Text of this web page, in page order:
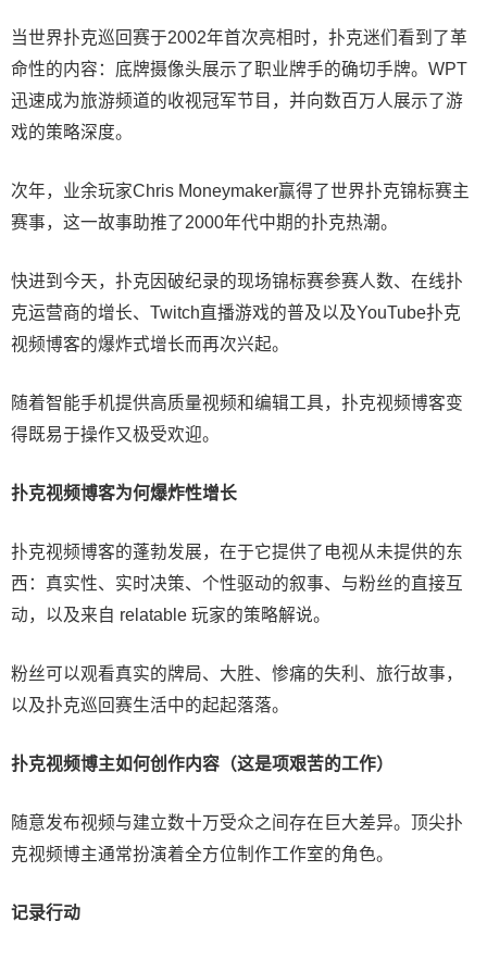
当世界扑克巡回赛于2002年首次亮相时，扑克迷们看到了革
命性的内容：底牌摄像头展示了职业牌手的确切手牌。WPT
迅速成为旅游频道的收视冠军节目，并向数百万人展示了游
戏的策略深度。
次年，业余玩家Chris Moneymaker赢得了世界扑克锦标赛主
赛事，这一故事助推了2000年代中期的扑克热潮。
快进到今天，扑克因破纪录的现场锦标赛参赛人数、在线扑
克运营商的增长、Twitch直播游戏的普及以及YouTube扑克
视频博客的爆炸式增长而再次兴起。
随着智能手机提供高质量视频和编辑工具，扑克视频博客变
得既易于操作又极受欢迎。
扑克视频博客为何爆炸性增长
扑克视频博客的蓬勃发展，在于它提供了电视从未提供的东
西：真实性、实时决策、个性驱动的叙事、与粉丝的直接互
动，以及来自 relatable 玩家的策略解说。
粉丝可以观看真实的牌局、大胜、惨痛的失利、旅行故事，
以及扑克巡回赛生活中的起起落落。
扑克视频博主如何创作内容（这是项艰苦的工作）
随意发布视频与建立数十万受众之间存在巨大差异。顶尖扑
克视频博主通常扮演着全方位制作工作室的角色。
记录行动